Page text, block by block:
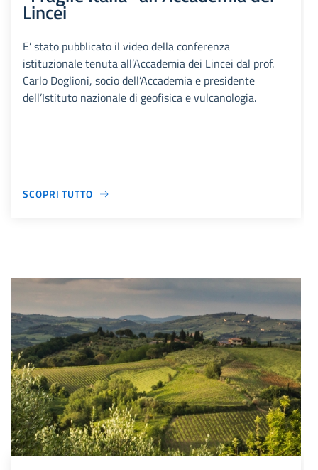
Lincei
E’ stato pubblicato il video della conferenza
istituzionale tenuta all’Accademia dei Lincei dal prof.
Carlo Doglioni, socio dell’Accademia e presidente
dell’Istituto nazionale di geofisica e vulcanologia.
SCOPRI TUTTO